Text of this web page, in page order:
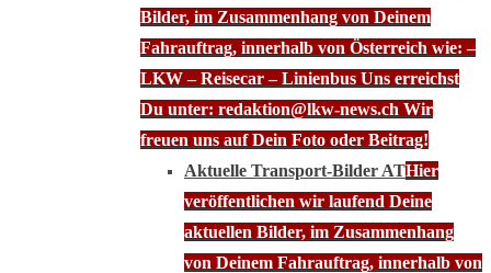
Bilder, im Zusammenhang von Deinem
Fahrauftrag, innerhalb von Österreich wie: –
LKW – Reisecar – Linienbus Uns erreichst
Du unter: redaktion@lkw-news.ch Wir
freuen uns auf Dein Foto oder Beitrag!
Aktuelle Transport-Bilder ATHier
veröffentlichen wir laufend Deine
aktuellen Bilder, im Zusammenhang
von Deinem Fahrauftrag, innerhalb von